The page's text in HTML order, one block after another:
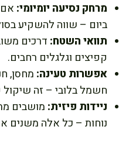
מרחק נסיעה יומיומי:
ביום – שווה להשקיע
תוואי השטח: דרכים
קפיצים וגלגלים רחבים.
אפשרות טעינה: מחסן,
חשמל בלובי – זה שיקול
ניידות פיזית: מושבים
נוחות – כל אלה משנים